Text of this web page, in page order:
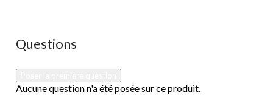
Aucune question n'a été posée sur ce produit.
Questions
Aucune question n'a été posée sur ce produit.